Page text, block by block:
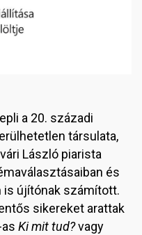
a 20. századi
társulata,
László piarista
és
is újítónak számított.
sikereket arattak
Ki mit tud?vagy